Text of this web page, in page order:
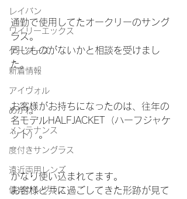
レイバン
ワイリーエックス
ゲーターズ
新着情報
アイヴォル
めがね
メンテナンス
度付きサングラス
遠近両用レンズ
偏光サングラス
通勤で使用してたオークリーのサング
ラス。
同じものがないかと相談を受けまし
た。
お客様がお持ちになったのは、往年の
名モデルHALFJACKET（ハーフジャケ
ット）。
かなり使い込まれてます。
お客様と共に過ごしてきた形跡が見て